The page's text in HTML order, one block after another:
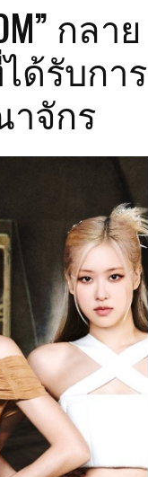
กลาย
ด้รับการ
าจักร